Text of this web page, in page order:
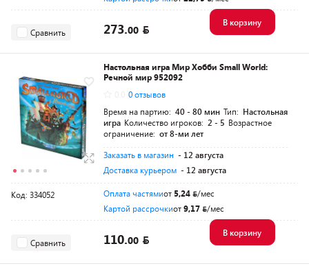
Сравнить 273.00
В корзину
Настольная игра Мир Хобби Small World:
Речной мир 952092
0 отзывов
Время на партию: 40 - 80 мин Тип: Настольная
игра Количество игроков: 2 - 5 Возрастное
ограничение: от 8-ми лет
Заказать в магазин - 12 августа
Доставка курьером - 12 августа
Код: 334052 Оплата частямиот 5,24
/мес
Картой рассрочкиот9,17 /мес
Сравнить 110.00
В корзину